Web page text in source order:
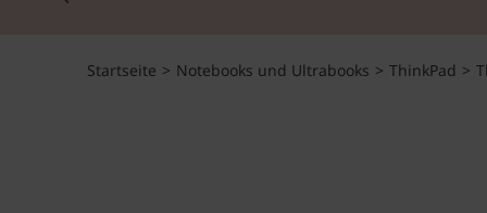
Startseite > Notebooks und Ultrabooks > ThinkPad >